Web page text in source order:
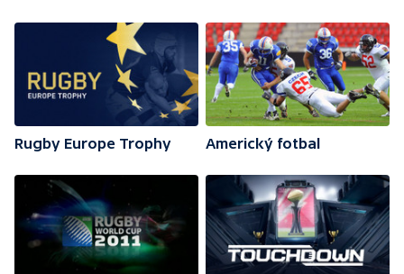
Rugby Europe Trophy Americký fotbal